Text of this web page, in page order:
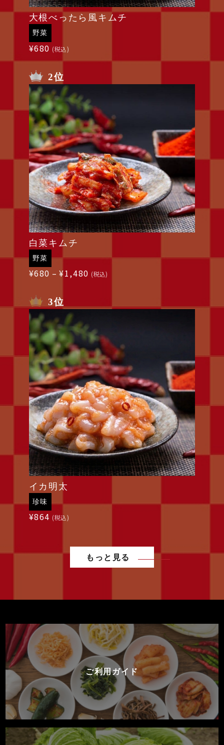
大根べったら風キムチ
野菜
¥680 (税込)
2位
白菜キムチ
野菜
¥680 –¥1,480 価
¥680
¥1,480
(税込)
3位
イカ明太
珍味
¥864 (税込)
もっと見る
ご利用ガイド